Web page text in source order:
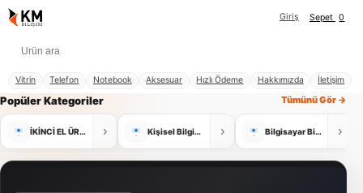
Giriş Sepet 0
Vitrin Telefon Notebook Aksesuar Hızlı Ödeme Hakkımızda İletişim
Popüler Kategoriler Tümünü Gör →
İKİNCİ EL ÜRÜNLER › Kişisel Bilgisayar › Bilgisayar Bileşenleri ›